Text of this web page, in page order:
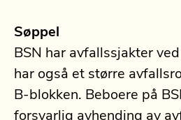
Søppel
BSN har avfallssjakter
har også et større
B-blokken. Beboere på
forsvarlig avhending av